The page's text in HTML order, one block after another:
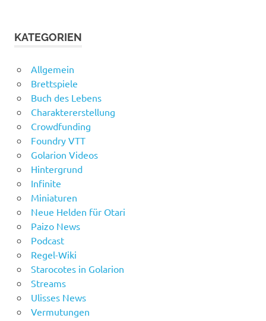
KATEGORIEN
Allgemein
Brettspiele
Buch des Lebens
Charaktererstellung
Crowdfunding
Foundry VTT
Golarion Videos
Hintergrund
Infinite
Miniaturen
Neue Helden für Otari
Paizo News
Podcast
Regel-Wiki
Starocotes in Golarion
Streams
Ulisses News
Vermutungen